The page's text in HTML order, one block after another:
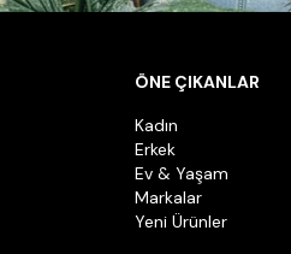
ÖNE ÇIKANLAR
Kadın
Erkek
Ev & Yaşam
Markalar
Yeni Ürünler